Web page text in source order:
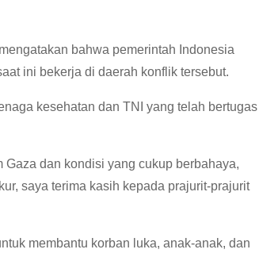
bahwa pemerintah Indonesia
ini bekerja di daerah konflik tersebut.
kesehatan dan TNI yang telah bertugas
dan kondisi yang cukup berbahaya,
saya terima kasih kepada prajurit-prajurit
membantu korban luka, anak-anak, dan